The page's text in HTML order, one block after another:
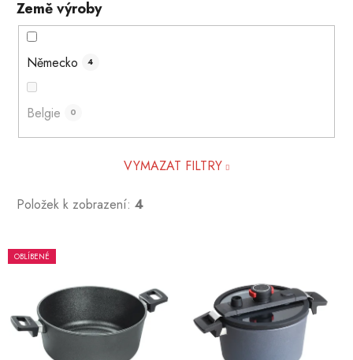
Země výroby
Německo 4
Belgie 0
VYMAZAT FILTRY
Položek k zobrazení: 4
V
ý
i
s
OBLÍBENÉ